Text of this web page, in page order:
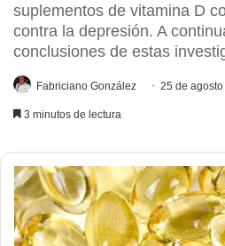
suplementos de vitamina D
contra la depresión. A
conclusiones de estas
Fabriciano González 25 de
3 minutos de lectura